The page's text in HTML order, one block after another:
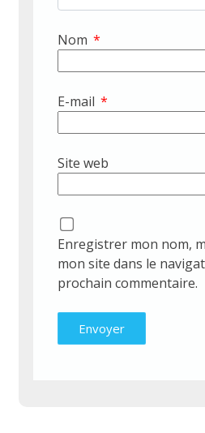
Nom *
E-mail *
Site web
Enregistrer mon nom,
mon site dans le
prochain commentaire.